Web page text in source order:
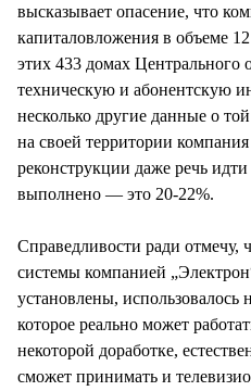
высказывает опасение, что
капиталовложения в объеме
этих 433 домах
техническую и абонентскую
несколько другие данные о
на своей территории
реконструкции даже речь
выполнено — это 20-22%.
Справедливости ради отмечу,
системы компанией
установлены, использовалось
которое реально может
некоторой доработке,
сможет принимать и